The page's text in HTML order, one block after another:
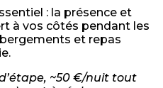
: la présence et
à vos côtés pendant les
et repas
~50 €/nuit tout